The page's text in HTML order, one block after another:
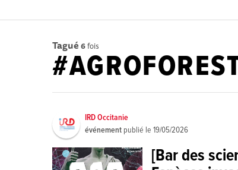
Tagué 6fois
IRD Occitanie
événement publié le19/05/2026
[Bar des